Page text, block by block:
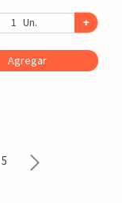
Un. +
Agregar
5